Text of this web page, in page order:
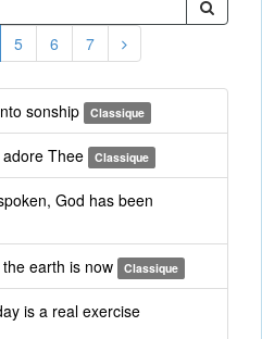
5 6 7
sonship Classique
Thee Classique
God has been
earth is now Classique
is a real exercise